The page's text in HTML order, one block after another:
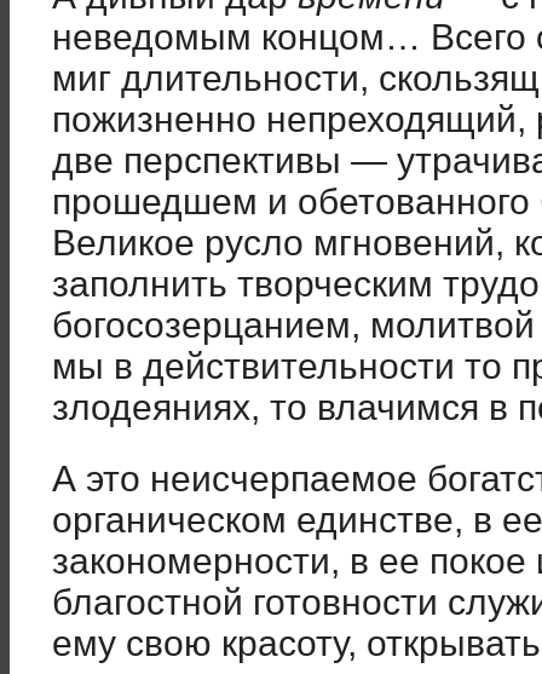
неведомым концом… Всего
миг длительности,
пожизненно
две перспективы —
прошедшем и
Великое русло мгновений,
заполнить творческим
богосозерцанием,
мы в действительности то
злодеяниях, то влачимся
А это неисчерпаемое
органическом единстве, в
закономерности, в ее покое
благостной готовности
ему свою красоту,